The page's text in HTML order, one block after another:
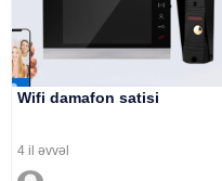
Wifi damafon satisi
4 il əvvəl